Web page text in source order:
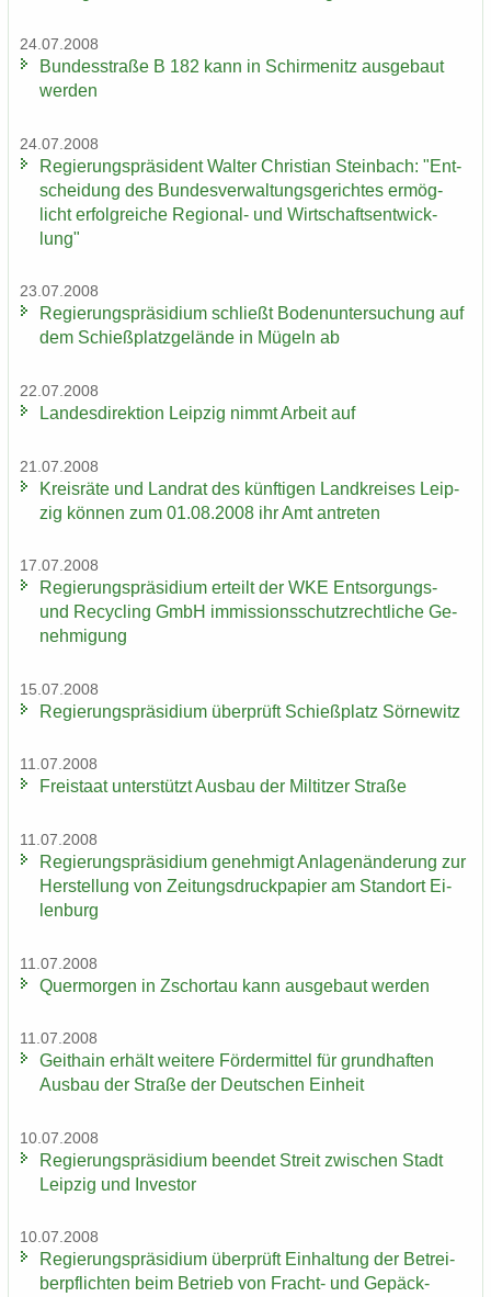
24.07.2008
Bun­des­stra­ße B 182 kann in Schir­menitz aus­ge­baut
wer­den
24.07.2008
Re­gie­rungs­prä­si­dent Wal­ter Chris­ti­an Stein­bach: "Ent­
schei­dung des Bun­des­ver­wal­tungs­ge­rich­tes er­mög­
licht er­folg­rei­che Regional-​ und Wirt­schafts­ent­wick­
lung"
23.07.2008
Re­gie­rungs­prä­si­di­um schließt Bo­den­un­ter­su­chung auf
dem Schieß­platz­ge­län­de in Mü­geln ab
22.07.2008
Lan­des­di­rek­ti­on Leip­zig nimmt Ar­beit auf
21.07.2008
Kreis­rä­te und Land­rat des künf­ti­gen Land­krei­ses Leip­
zig kön­nen zum 01.08.2008 ihr Amt an­tre­ten
17.07.2008
Re­gie­rungs­prä­si­di­um er­teilt der WKE Entsorgungs-​
und Re­cy­cling GmbH im­mis­si­ons­schutz­recht­li­che Ge­
neh­mi­gung
15.07.2008
Re­gie­rungs­prä­si­di­um über­prüft Schieß­platz Sör­ne­witz
11.07.2008
Frei­staat un­ter­stützt Aus­bau der Mil­tit­zer Stra­ße
11.07.2008
Re­gie­rungs­prä­si­di­um ge­neh­migt An­la­gen­än­de­rung zur
Her­stel­lung von Zei­tungs­druck­pa­pier am Stand­ort Ei­
len­burg
11.07.2008
Quer­mor­gen in Zschor­tau kann aus­ge­baut wer­den
11.07.2008
Geit­hain er­hält wei­te­re För­der­mit­tel für grund­haf­ten
Aus­bau der Stra­ße der Deut­schen Ein­heit
10.07.2008
Re­gie­rungs­prä­si­di­um be­en­det Streit zwi­schen Stadt
Leip­zig und In­ves­tor
10.07.2008
Re­gie­rungs­prä­si­di­um über­prüft Ein­hal­tung der Be­trei­
ber­pflich­ten beim Be­trieb von Fracht-​ und Ge­päck­